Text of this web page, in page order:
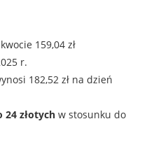
159,04 zł
r.
182,52 zł na dzień
24 złotych w stosunku do